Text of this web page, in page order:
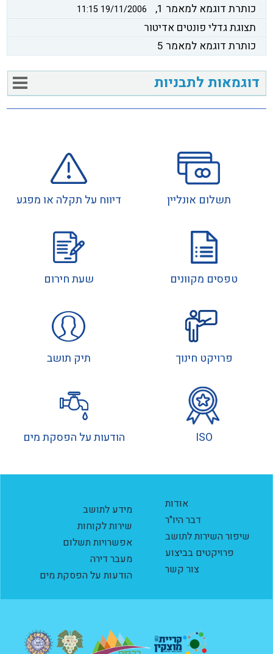
דוגמאות לתבניות
כותרת דוגמא למאמר 1, 19/11/2006 11:15
תצוגת גדלי פונטים אדיטור
כותרת דוגמא למאמר 5
תשלום אונליין דיווח על תקלה או מפגע
טפסים מקוונים שעת חירום
פרויקט חינוך תיק תושב
ISO הודעות על הפסקת מים
אודות
דבר היו"ר
שיפור השירות לתושב
פרויקטים בביצוע
צור קשר
מידע לתושב
שירות לקוחות
אפשרויות תשלום
מעבר דירה
הודעות על הפסקת מים